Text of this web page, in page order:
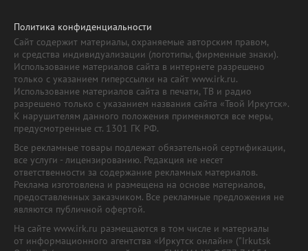
Политика конфиденциальности
Сайт содержит материалы, охраняемые авторским правом,
и средства индивидуализации (логотипы, фирменные знаки).
Использование материалов сайта в интернете разрешено
только с указанием гиперссылки на сайт www.irk.ru.
Использование материалов сайта в печати, ТВ и радио
разрешено только с указанием названия сайта «Твой Иркутск».
К нарушителям данного положения применяются все меры,
предусмотренные ст. 1301 ГК РФ.
Все рекламные товары подлежат обязательной сертификации,
все услуги - лицензированию. Редакция не несет
ответственности за содержание рекламных материалов.
Реклама изготовлена и размещена на основе материалов,
предоставленных заказчиком. Все рекламные предложения не
являются публичной офертой.
На сайте www.irk.ru размещаются в том числе и материалы
от информационного агентства «Иркутск онлайн» ("Irkutsk